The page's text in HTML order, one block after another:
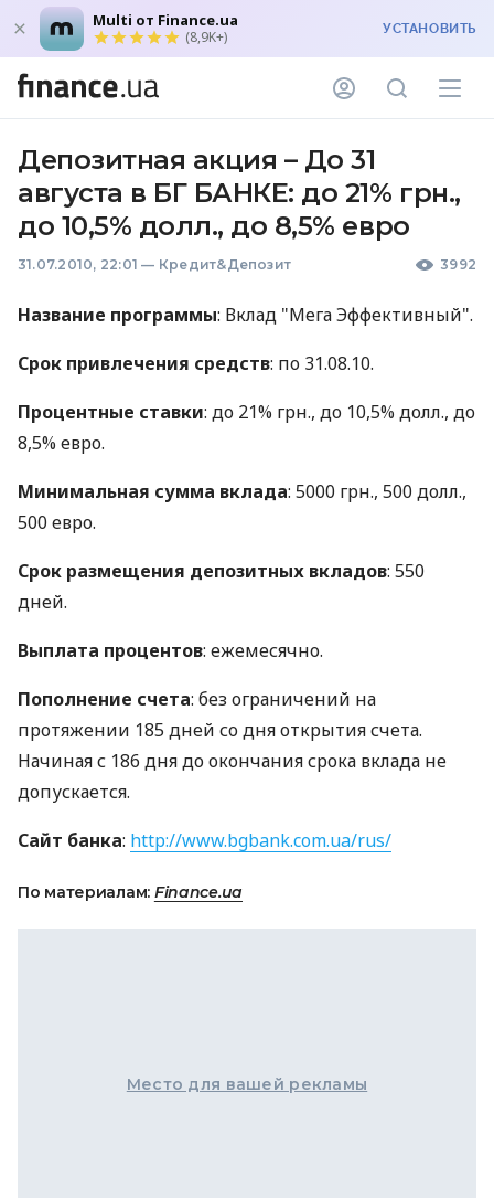
Multi от Finance.ua
(8,9K+) УСТАНОВИТЬ
Депозитная акция – До 31
августа в БГ БАНКЕ: до 21% грн.,
до 10,5% долл., до 8,5% евро
31.07.2010, 22:01 — Кредит&Депозит 3992
Название программы: Вклад "Мега Эффективный".
Срок привлечения средств: по 31.08.10.
Процентные ставки: до 21% грн., до 10,5% долл., до
8,5% евро.
Минимальная сумма вклада: 5000 грн., 500 долл.,
500 евро.
Срок размещения депозитных вкладов: 550
дней.
Выплата процентов: ежемесячно.
Пополнение счета: без ограничений на
протяжении 185 дней со дня открытия счета.
Начиная с 186 дня до окончания срока вклада не
допускается.
Сайт банка: http://www.bgbank.com.ua/rus/
По материалам: Finance.ua
Место для вашей рекламы